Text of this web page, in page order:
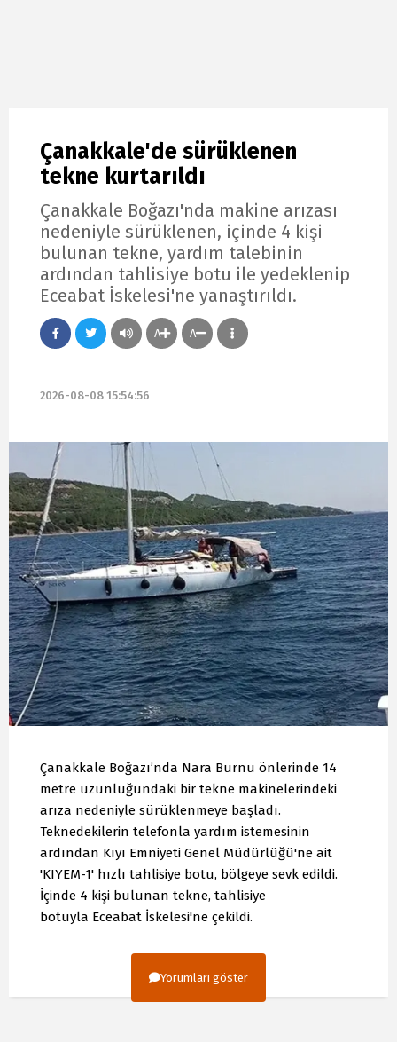
Çanakkale'de sürüklenen
tekne kurtarıldı
Çanakkale Boğazı'nda makine arızası
nedeniyle sürüklenen, içinde 4 kişi
bulunan tekne, yardım talebinin
ardından tahlisiye botu ile yedeklenip
Eceabat İskelesi'ne yanaştırıldı.
A A
2026-08-08 15:54:56
Çanakkale Boğazı’nda Nara Burnu önlerinde 14
metre uzunluğundaki bir tekne makinelerindeki
arıza nedeniyle sürüklenmeye başladı.
Teknedekilerin telefonla yardım istemesinin
ardından Kıyı Emniyeti Genel Müdürlüğü'ne ait
'KIYEM-1' hızlı tahlisiye botu, bölgeye sevk edildi.
İçinde 4 kişi bulunan tekne, tahlisiye
botuyla Eceabat İskelesi'ne çekildi.
Yorumları göster